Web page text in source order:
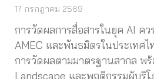
17 กรกฎาคม 2569
การวัดผลการสื่อสารในยุค AI คว
AMEC และพันธมิตรในประเทศไ
การวัดผลตามมาตรฐานสากล พ
Landscape และพฤติกรรมผู้บริ